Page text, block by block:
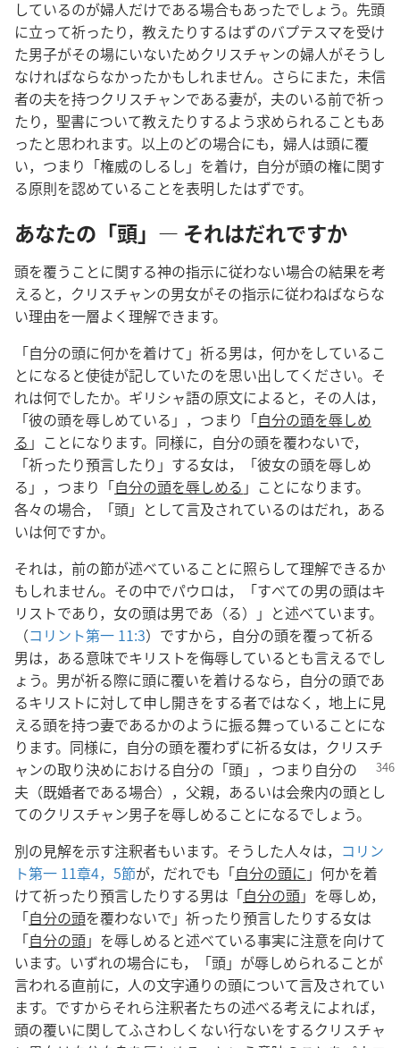
しているのが婦人だけである場合もあったでしょう。先頭
に立って祈ったり，教えたりするはずのバプテスマを受け
た男子がその場にいないためクリスチャンの婦人がそうし
なければならなかったかもしれません。さらにまた，未信
者の夫を持つクリスチャンである妻が，夫のいる前で祈っ
たり，聖書について教えたりするよう求められることもあ
ったと思われます。以上のどの場合にも，婦人は頭に覆
い，つまり「権威のしるし」を着け，自分が頭の権に関す
る原則を認めていることを表明したはずです。
あなたの「頭」― それはだれですか
頭を覆うことに関する神の指示に従わない場合の結果を考
えると，クリスチャンの男女がその指示に従わねばならな
い理由を一層よく理解できます。
「自分の頭に何かを着けて」祈る男は，何かをしているこ
とになると使徒が記していたのを思い出してください。そ
れは何でしたか。ギリシャ語の原文によると，その人は，
「彼の頭を辱しめている」，つまり「自分の頭を辱しめ
る 」ことになります。同様に，自分の頭を覆わないで，
「祈ったり預言したり」する女は，「彼女の頭を辱しめ
る」，つまり「自分の頭を辱しめる 」ことになります。
各々の場合，「頭」として言及されているのはだれ，ある
いは何ですか。
それは，前の節が述べていることに照らして理解できるか
もしれません。その中でパウロは，「すべての男の頭はキ
リストであり，女の頭は男であ（る）」と述べています。
（コリント第一 11:3）ですから，自分の頭を覆って祈る
男は，ある意味でキリストを侮辱しているとも言えるでし
ょう。男が祈る際に頭に覆いを着けるなら，自分の頭であ
るキリストに対して申し開きをする者ではなく，地上に見
える頭を持つ妻であるかのように振る舞っていることにな
ります。同様に，自分の頭を覆わずに祈る女は，クリスチ
ャンの取り決めにおける自分の「頭」，つまり自分の
夫（既婚者である場合），父親，あるいは会衆内の頭とし
てのクリスチャン男子を辱しめることになるでしょう。
別の見解を示す注釈者もいます。そうした人々は， コリン
ト第一 11章4，5節が，だれでも「自分の頭に 」何かを着
けて祈ったり預言したりする男は「自分の頭」を辱しめ，
「自分の頭を覆わないで」祈ったり預言したりする女は
「自分の頭」を辱しめると述べている事実に注意を向けて
います。いずれの場合にも，「頭」が辱しめられることが
言われる直前に，人の文字通りの頭について言及されてい
ます。ですからそれら注釈者たちの述べる考えによれば，
頭の覆いに関してふさわしくない行ないをするクリスチャ